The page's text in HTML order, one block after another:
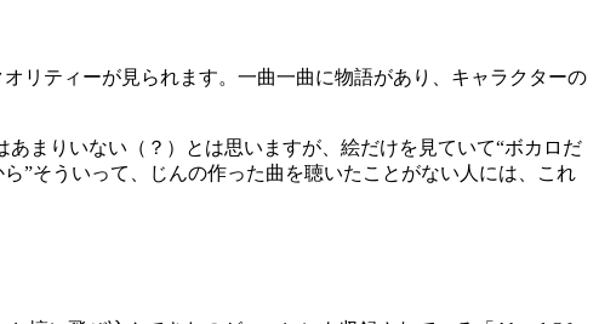
リティーが見られます。一曲一曲に物語があり、キャラクターの
まりいない（？）とは思いますが、絵だけを見ていて“ボカロだ
”そういって、じんの作った曲を聴いたことがない人には、これ